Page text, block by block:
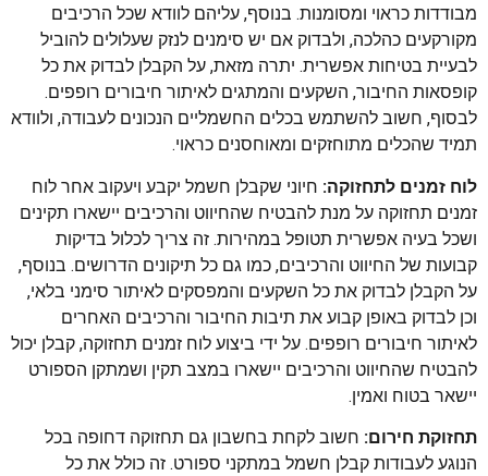
מבודדות כראוי ומסומנות. בנוסף, עליהם לוודא שכל הרכיבים
מקורקעים כהלכה, ולבדוק אם יש סימנים לנזק שעלולים להוביל
לבעיית בטיחות אפשרית. יתרה מזאת, על הקבלן לבדוק את כל
קופסאות החיבור, השקעים והמתגים לאיתור חיבורים רופפים.
לבסוף, חשוב להשתמש בכלים החשמליים הנכונים לעבודה, ולוודא
תמיד שהכלים מתוחזקים ומאוחסנים כראוי.
לוח זמנים לתחזוקה: חיוני שקבלן חשמל יקבע ויעקוב אחר לוח
זמנים תחזוקה על מנת להבטיח שהחיווט והרכיבים יישארו תקינים
ושכל בעיה אפשרית תטופל במהירות. זה צריך לכלול בדיקות
קבועות של החיווט והרכיבים, כמו גם כל תיקונים הדרושים. בנוסף,
על הקבלן לבדוק את כל השקעים והמפסקים לאיתור סימני בלאי,
וכן לבדוק באופן קבוע את תיבות החיבור והרכיבים האחרים
לאיתור חיבורים רופפים. על ידי ביצוע לוח זמנים תחזוקה, קבלן יכול
להבטיח שהחיווט והרכיבים יישארו במצב תקין ושמתקן הספורט
יישאר בטוח ואמין.
תחזוקת חירום: חשוב לקחת בחשבון גם תחזוקה דחופה בכל
הנוגע לעבודות קבלן חשמל במתקני ספורט. זה כולל את כל